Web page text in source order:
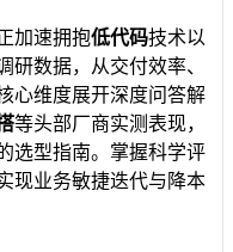
加速拥抱低代码技术以
研数据，从交付效率、
心维度展开深度问答解
等头部厂商实测表现，
选型指南。掌握科学评
现业务敏捷迭代与降本